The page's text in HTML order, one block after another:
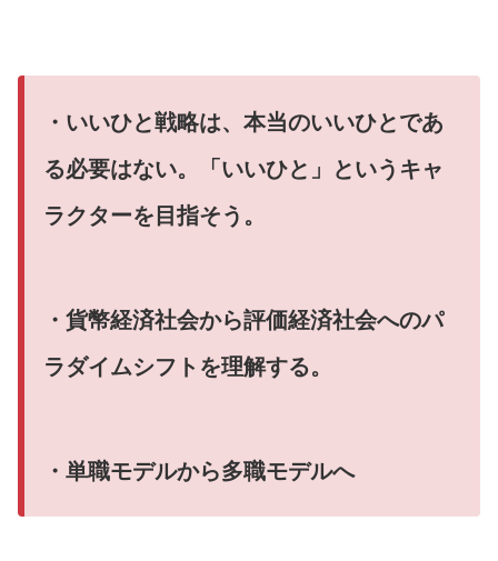
・いいひと戦略は、本当のいいひとであ
る必要はない。「いいひと」というキャ
ラクターを目指そう。
・貨幣経済社会から評価経済社会へのパ
ラダイムシフトを理解する。
・単職モデルから多職モデルへ